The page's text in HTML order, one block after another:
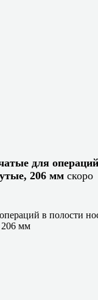
для
206 мм скоро
в полости
206 мм